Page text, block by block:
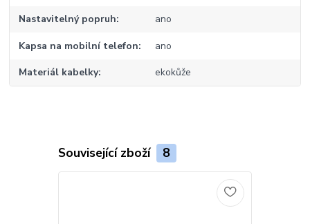
Nastavitelný popruh ano
Kapsa na mobilní telefon ano
Materiál kabelky ekokůže
Související zboží 8